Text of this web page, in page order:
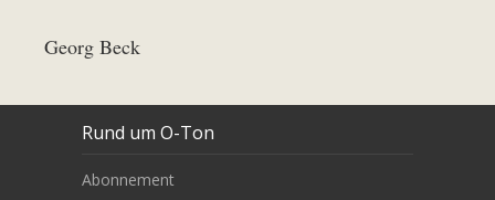
Georg Beck
Rund um O-Ton
Abonnement